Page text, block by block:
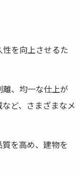
を向上させるた
、均一な仕上が
ど、さまざまなメ
を高め、建物を